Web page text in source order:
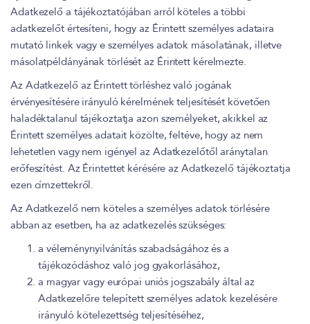
Adatkezelő a tájékoztatójában arról köteles a többi
adatkezelőt értesíteni, hogy az Érintett személyes adataira
mutató linkek vagy e személyes adatok másolatának, illetve
másolatpéldányának törlését az Érintett kérelmezte.
Az Adatkezelő az Érintett törléshez való jogának
érvényesítésére irányuló kérelmének teljesítését követően
haladéktalanul tájékoztatja azon személyeket, akikkel az
Érintett személyes adatait közölte, feltéve, hogy az nem
lehetetlen vagy nem igényel az Adatkezelőtől aránytalan
erőfeszítést. Az Érintettet kérésére az Adatkezelő tájékoztatja
ezen címzettekről.
Az Adatkezelő nem köteles a személyes adatok törlésére
abban az esetben, ha az adatkezelés szükséges:
a véleménynyilvánítás szabadságához és a
tájékozódáshoz való jog gyakorlásához,
a magyar vagy európai uniós jogszabály által az
Adatkezelőre telepített személyes adatok kezelésére
irányuló kötelezettség teljesítéséhez,